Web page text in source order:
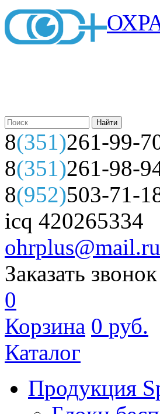
8(351)261-99-
8(351)261-98-
8(952)503-71-
icq 420265334
ohrplus@mail.ru
Заказать звонок
0
Корзина 0 руб.
Каталог
Продукция